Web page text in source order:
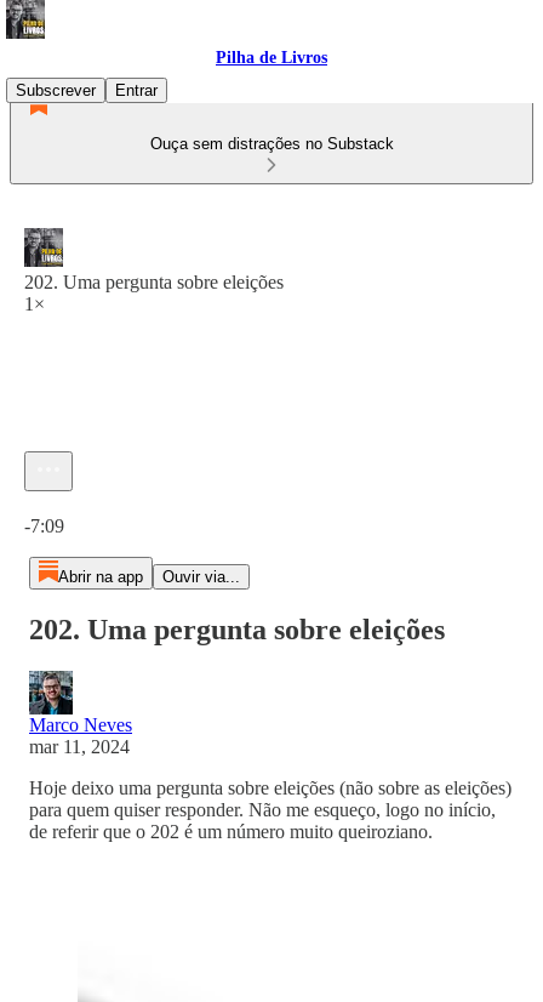
Pilha de Livros
Subscrever
Entrar
Ouça sem distrações no Substack
202. Uma pergunta sobre eleições
1×
-7:09
Abrir na app Ouvir via...
202. Uma pergunta sobre eleições
Marco Neves
mar 11, 2024
Hoje deixo uma pergunta sobre eleições (não sobre as eleições)
para quem quiser responder. Não me esqueço, logo no início,
de referir que o 202 é um número muito queiroziano.